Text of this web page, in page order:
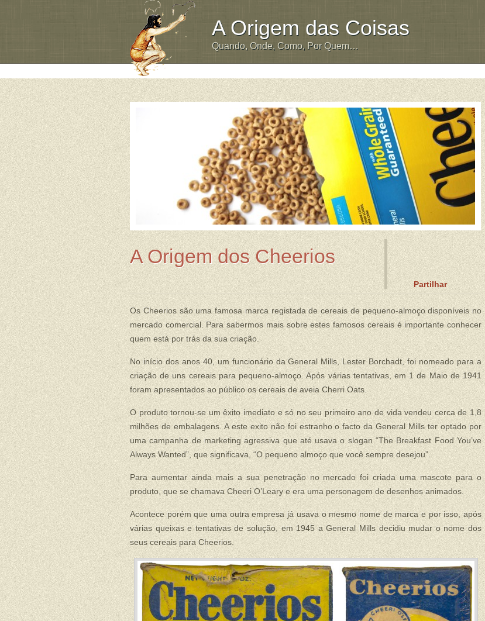
A Origem das Coisas
Quando, Onde, Como, Por Quem…
A Origem dos Cheerios
Partilhar
Os Cheerios são uma famosa marca registada de cereais de pequeno-almoço disponíveis no
mercado comercial. Para sabermos mais sobre estes famosos cereais é importante conhecer
quem está por trás da sua criação.
No início dos anos 40, um funcionário da General Mills, Lester Borchadt, foi nomeado para a
criação de uns cereais para pequeno-almoço. Após várias tentativas, em 1 de Maio de 1941
foram apresentados ao público os cereais de aveia Cherri Oats.
O produto tornou-se um êxito imediato e só no seu primeiro ano de vida vendeu cerca de 1,8
milhões de embalagens. A este exito não foi estranho o facto da General Mills ter optado por
uma campanha de marketing agressiva que até usava o slogan “The Breakfast Food You’ve
Always Wanted”, que significava, “O pequeno almoço que você sempre desejou”.
Para aumentar ainda mais a sua penetração no mercado foi criada uma mascote para o
produto, que se chamava Cheeri O’Leary e era uma personagem de desenhos animados.
Acontece porém que uma outra empresa já usava o mesmo nome de marca e por isso, após
várias queixas e tentativas de solução, em 1945 a General Mills decidiu mudar o nome dos
seus cereais para Cheerios.